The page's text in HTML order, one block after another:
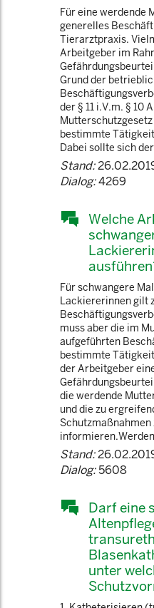
Für eine werdende
generelles
Tierarztpraxis.
Arbeitgeber im
Grund der
der § 11 i.V.m. § 10
bestimmte
Dabei sollte sich
Stand:
Dialog:4269
Welche
Für schwangere
Lackiererinnen gilt
muss aber die im
aufgeführten
bestimmte
der Arbeitgeber
die werdende
und die zu
Schutzmaßnahmen
Stand:
Dialog:5608
Darf eine
unter